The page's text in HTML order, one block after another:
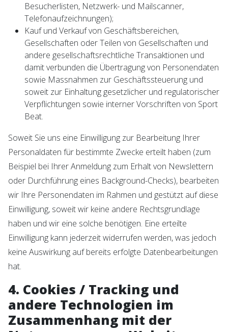
Besucherlisten, Netzwerk- und Mailscanner,
Telefonaufzeichnungen);
Kauf und Verkauf von Geschäftsbereichen,
Gesellschaften oder Teilen von Gesellschaften und
andere gesellschaftsrechtliche Transaktionen und
damit verbunden die Übertragung von Personendaten
sowie Massnahmen zur Geschäftssteuerung und
soweit zur Einhaltung gesetzlicher und regulatorischer
Verpflichtungen sowie interner Vorschriften von Sport
Beat.
Soweit Sie uns eine Einwilligung zur Bearbeitung Ihrer
Personaldaten für bestimmte Zwecke erteilt haben (zum
Beispiel bei Ihrer Anmeldung zum Erhalt von Newslettern
oder Durchführung eines Background-Checks), bearbeiten
wir Ihre Personendaten im Rahmen und gestützt auf diese
Einwilligung, soweit wir keine andere Rechtsgrundlage
haben und wir eine solche benötigen. Eine erteilte
Einwilligung kann jederzeit widerrufen werden, was jedoch
keine Auswirkung auf bereits erfolgte Datenbearbeitungen
hat.
4. Cookies / Tracking und
andere Technologien im
Zusammenhang mit der